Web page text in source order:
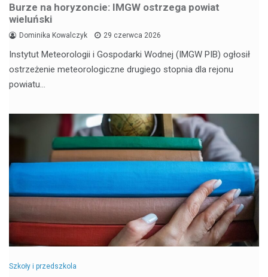
Burze na horyzoncie: IMGW ostrzega powiat
wieluński
Dominika Kowalczyk 29 czerwca 2026
Instytut Meteorologii i Gospodarki Wodnej (IMGW PIB) ogłosił
ostrzeżenie meteorologiczne drugiego stopnia dla rejonu
powiatu…
Szkoły i przedszkola